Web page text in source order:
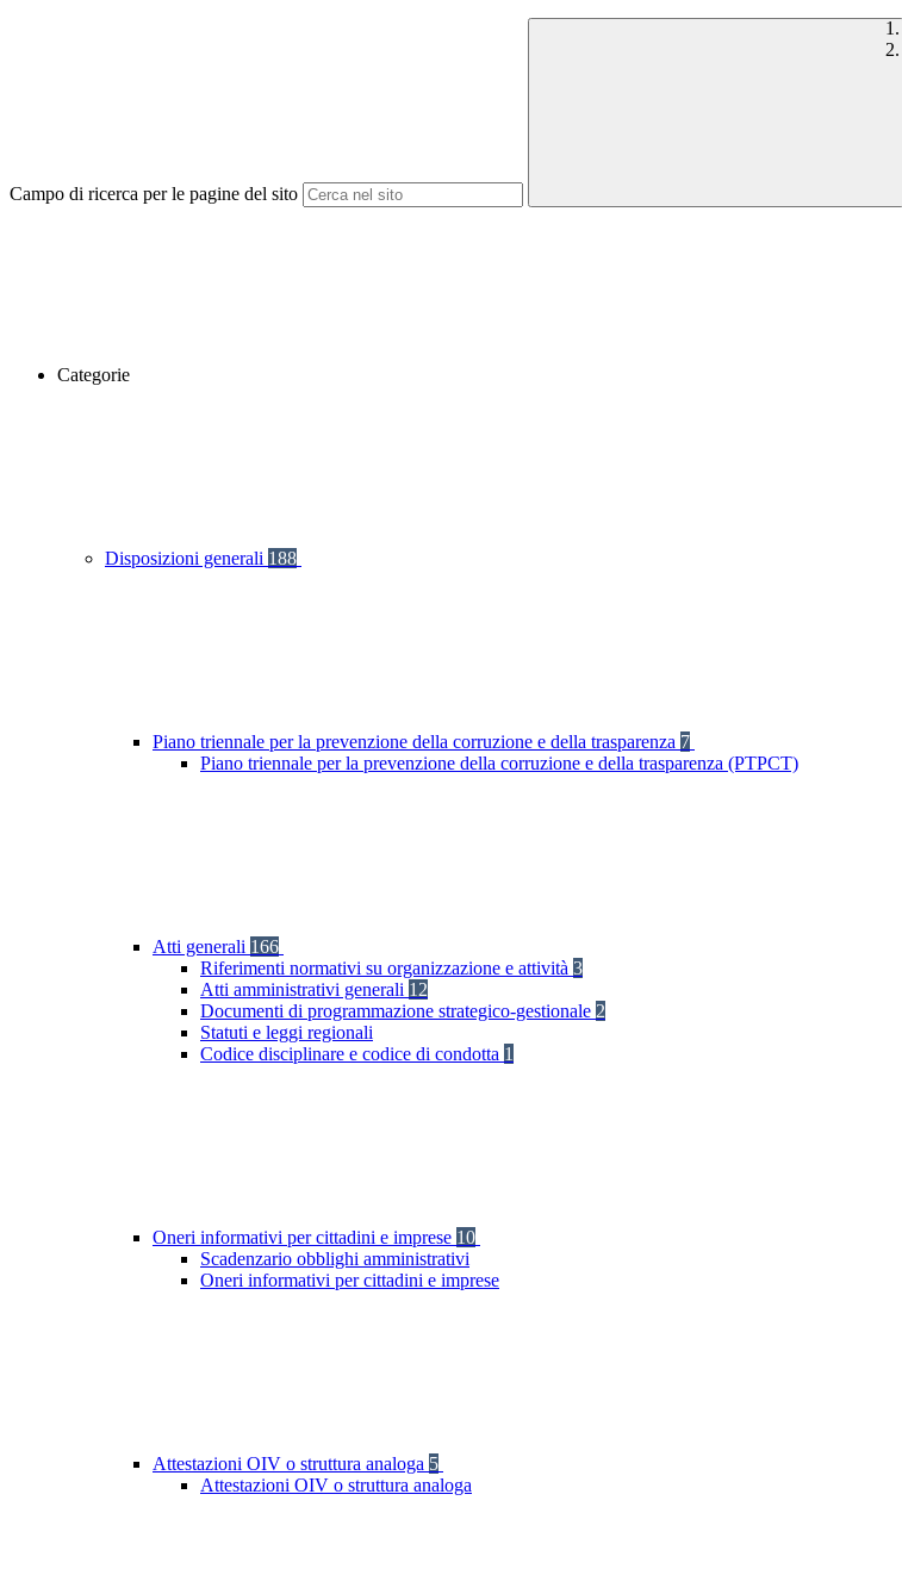
Campo di ricerca per le pagine del sito
Categorie
Disposizioni generali 188
Piano triennale per la prevenzione della corruzione e della trasparenza 7
Piano triennale per la prevenzione della corruzione e della trasparenza (PTPCT)
Atti generali 166
Riferimenti normativi su organizzazione e attività 3
Atti amministrativi generali 12
Documenti di programmazione strategico-gestionale 2
Statuti e leggi regionali
Codice disciplinare e codice di condotta 1
Oneri informativi per cittadini e imprese 10
Scadenzario obblighi amministrativi
Oneri informativi per cittadini e imprese
Attestazioni OIV o struttura analoga 5
Attestazioni OIV o struttura analoga